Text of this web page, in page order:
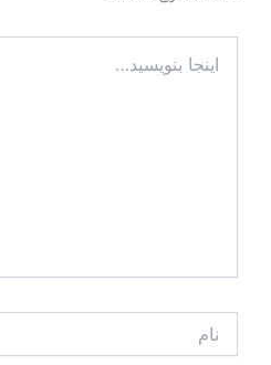
بنویسید…